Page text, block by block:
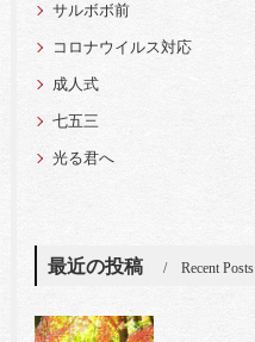
サルボボ前
コロナウイルス対応
成人式
七五三
光る君へ
最近の投稿 Recent Posts